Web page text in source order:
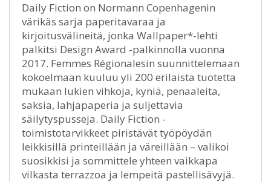
Daily Fiction on Normann Copenhagenin
värikäs sarja paperitavaraa ja
kirjoitusvälineitä, jonka Wallpaper*-lehti
palkitsi Design Award -palkinnolla vuonna
2017. Femmes Régionalesin suunnittelemaan
kokoelmaan kuuluu yli 200 erilaista tuotetta
mukaan lukien vihkoja, kyniä, penaaleita,
saksia, lahjapaperia ja suljettavia
säilytyspusseja. Daily Fiction -
toimistotarvikkeet piristävät työpöydän
leikkisillä printeillään ja väreillään – valikoi
suosikkisi ja sommittele yhteen vaikkapa
vilkasta terrazzoa ja lempeitä pastellisävyjä.